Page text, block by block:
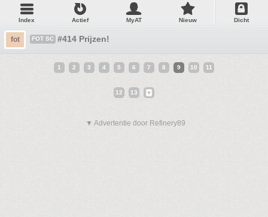
Index Actief MyAT Nieuw Dicht
fot FOT SC #414 Prijzen!
1 2 3 4 5 6 7 8 9 10 11
12 13
▼ Advertentie door Refinery89